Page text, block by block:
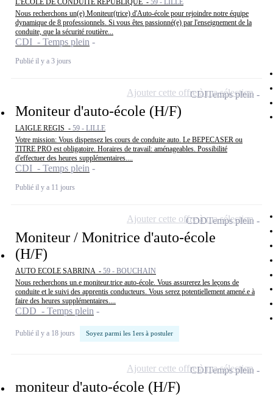
L'ECOLE DE CONDUITE REPUBLIQUE - 59 - LILLE
Nous recherchons un(e) Moniteur(trice) d'Auto-école pour rejoindre notre équipe
dynamique de 8 professionnels. Si vous êtes passionné(e) par l'enseignement de la
conduite, que la sécurité routière...
CDI - Temps plein
Publié il y a 3 jours
Moniteur d'auto-école (H/F)
LAIGLE REGIS - 59 - LILLE
Votre mission: Vous dispensez les cours de conduite auto. Le BEPECASER ou
TITRE PRO est obligatoire. Horaires de travail: aménageables. Possibilité
d'effectuer des heures supplémentaires....
CDI - Temps plein
Publié il y a 11 jours
CDITemps plein
Ajouter cette offre à ma sélection
Moniteur / Monitrice d'auto-école
(H/F)
AUTO ECOLE SABRINA - 59 - BOUCHAIN
Nous recherchons un.e moniteur.trice auto-école. Vous assurerez les leçons de
conduite et le suivi des apprentis conducteurs. Vous serez potentiellement amené.e à
faire des heures supplémentaires....
CDD - Temps plein
Publié il y a 18 jours Soyez parmi les 1ers à postuler
CDDTemps plein
Ajouter cette offre à ma sélection
moniteur d'auto-école (H/F)
CDITemps plein
Ajouter cette offre à ma sélection